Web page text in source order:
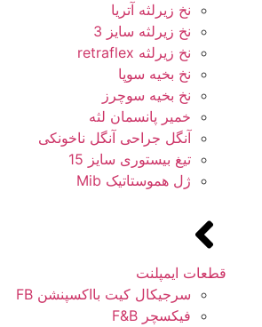
نخ زیرلثه آتریا
نخ زیرلثه سایز 3
نخ زیرلثه retraflex
نخ بخیه سوپا
نخ بخیه سوچرز
خمیر پانسمان لثه
آنگل جراحی آنگل ناخونکی
تیغ بیستوری سایز 15
ژل هموستاتیک Mib
قطعات ایمپلنت
سرجیکال کیت بااکسپنشن FB
فیکسچر F&B